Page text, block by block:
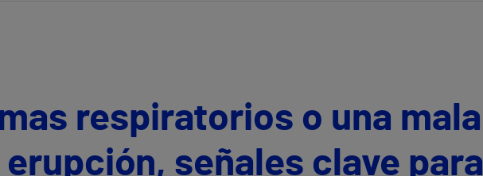
respiratorios o una mala
señales clave para